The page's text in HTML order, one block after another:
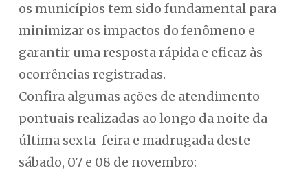
os municípios tem sido fundamental para
minimizar os impactos do fenômeno e
garantir uma resposta rápida e eficaz às
ocorrências registradas.
Confira algumas ações de atendimento
pontuais realizadas ao longo da noite da
última sexta-feira e madrugada deste
sábado, 07 e 08 de novembro: